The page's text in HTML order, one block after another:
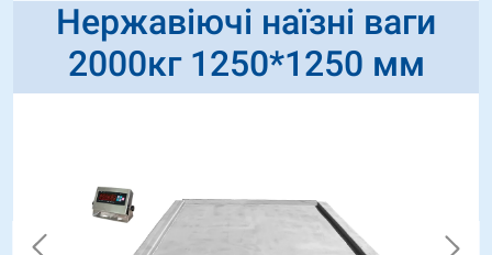
Нержавіючі наїзні ваги
2000кг 1250*1250 мм